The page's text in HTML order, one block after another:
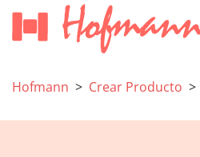
Hofmann Crear Producto